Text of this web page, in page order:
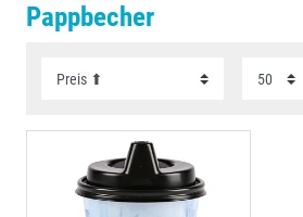
Pappbecher